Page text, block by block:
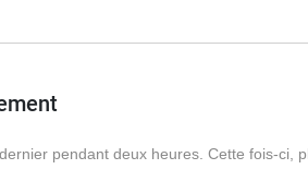
pendant deux heures. Cette fois-ci,